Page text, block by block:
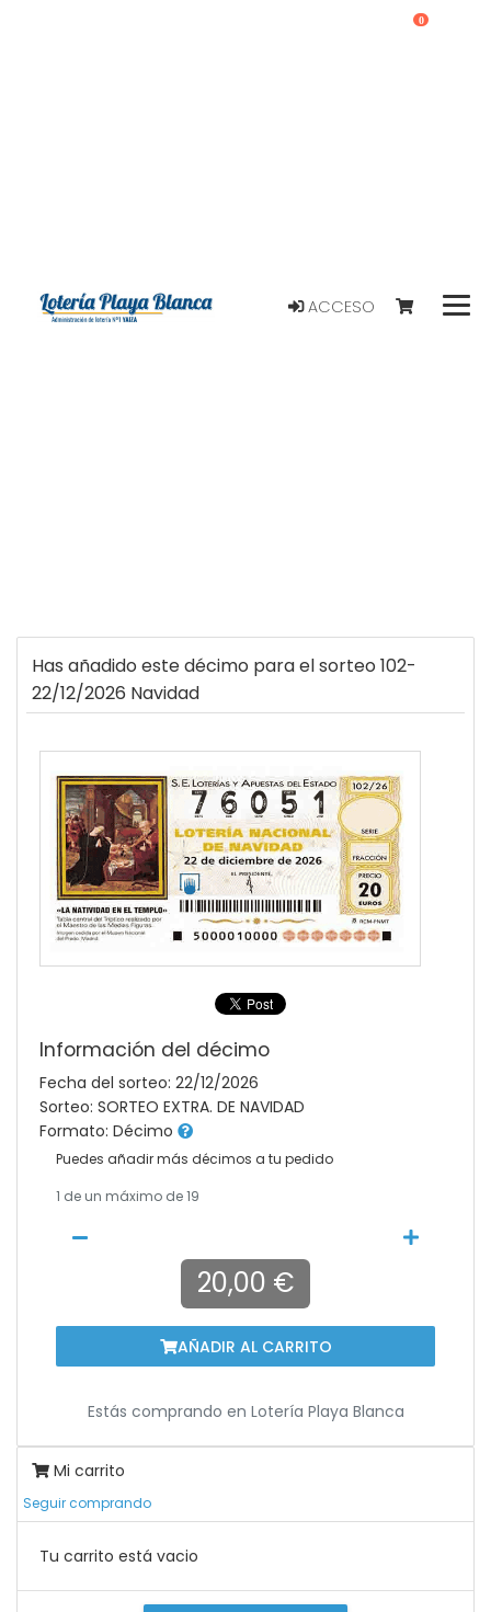
ACCESO
0
Has añadido este décimo para el sorteo 102-
22/12/2026 Navidad
Información del décimo
Fecha del sorteo: 22/12/2026
Sorteo: SORTEO EXTRA. DE NAVIDAD
Formato: Décimo
Puedes añadir más décimos a tu pedido
1 de un máximo de 19
20,00 €
AÑADIR AL CARRITO
Estás comprando en Lotería Playa Blanca
Mi carrito
Seguir comprando
Tu carrito está vacio